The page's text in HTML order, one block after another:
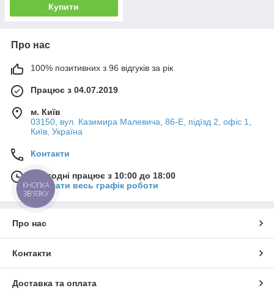
Купити
Про нас
100% позитивних з 96 відгуків за рік
Працює з 04.07.2019
м. Київ
03150, вул. Казимира Малевича, 86-Е, підїзд 2, офіс 1,
Київ, Україна
Контакти
Сьогодні працює з 10:00 до 18:00
Показати весь графік роботи
Про нас
Контакти
Доставка та оплата
КНОПКА
ЗВ'ЯЗКУ